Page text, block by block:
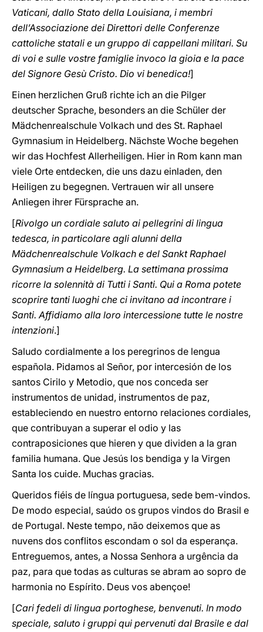
Vaticani, dallo Stato della Louisiana, i membri
dell’Associazione dei Direttori delle Conferenze
cattoliche statali e un gruppo di cappellani militari. Su
di voi e sulle vostre famiglie invoco la gioia e la pace
del Signore Gesù Cristo. Dio vi benedica!]
Einen herzlichen Gruß richte ich an die Pilger
deutscher Sprache, besonders an die Schüler der
Mädchenrealschule Volkach und des St. Raphael
Gymnasium in Heidelberg. Nächste Woche begehen
wir das Hochfest Allerheiligen. Hier in Rom kann man
viele Orte entdecken, die uns dazu einladen, den
Heiligen zu begegnen. Vertrauen wir all unsere
Anliegen ihrer Fürsprache an.
[Rivolgo un cordiale saluto ai pellegrini di lingua
tedesca, in particolare agli alunni della
Mädchenrealschule Volkach e del Sankt Raphael
Gymnasium a Heidelberg. La settimana prossima
ricorre la solennità di Tutti i Santi. Qui a Roma potete
scoprire tanti luoghi che ci invitano ad incontrare i
Santi. Affidiamo alla loro intercessione tutte le nostre
intenzioni.]
Saludo cordialmente a los peregrinos de lengua
española. Pidamos al Señor, por intercesión de los
santos Cirilo y Metodio, que nos conceda ser
instrumentos de unidad, instrumentos de paz,
estableciendo en nuestro entorno relaciones cordiales,
que contribuyan a superar el odio y las
contraposiciones que hieren y que dividen a la gran
familia humana. Que Jesús los bendiga y la Virgen
Santa los cuide. Muchas gracias.
Queridos fiéis de língua portuguesa, sede bem-vindos.
De modo especial, saúdo os grupos vindos do Brasil e
de Portugal. Neste tempo, não deixemos que as
nuvens dos conflitos escondam o sol da esperança.
Entreguemos, antes, a Nossa Senhora a urgência da
paz, para que todas as culturas se abram ao sopro de
harmonia no Espírito. Deus vos abençoe!
[Cari fedeli di lingua portoghese, benvenuti. In modo
speciale, saluto i gruppi qui pervenuti dal Brasile e dal